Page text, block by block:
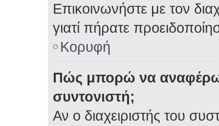
Επικοινωνήστε με τον
γιατί πήρατε
Κορυφή
Πώς μπορώ να αναφέρω
συντονιστή;
Αν ο διαχειριστής του